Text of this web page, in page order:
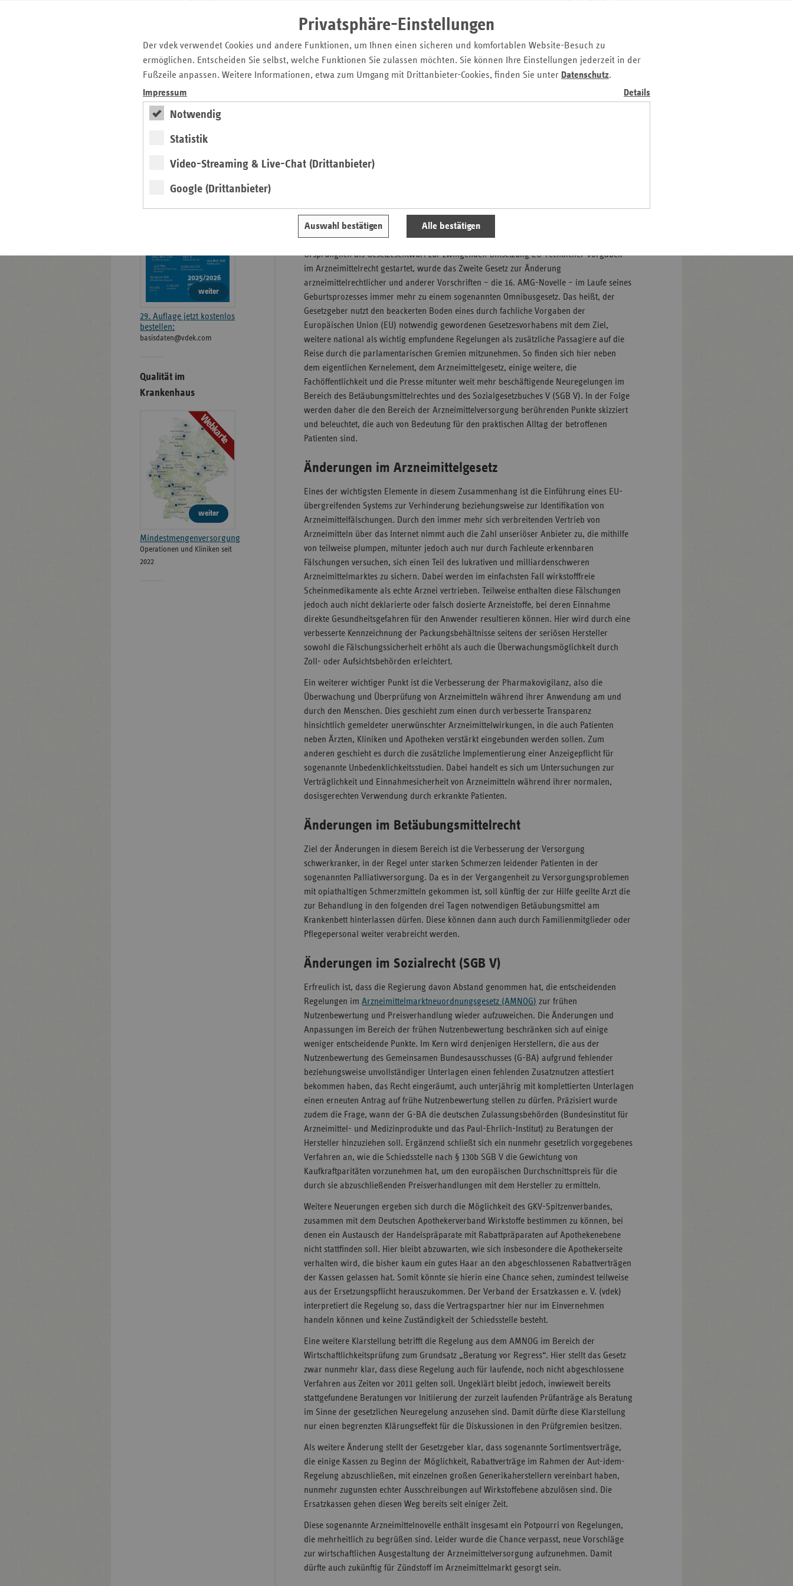
Privatsphäre-Einstellungen
Der vdek verwendet Cookies und andere Funktionen, um Ihnen einen sicheren und komfortablen Website-Besuch zu
ermöglichen. Entscheiden Sie selbst, welche Funktionen Sie zulassen möchten. Sie können Ihre Einstellungen jederzeit in der
Fußzeile anpassen. Weitere Informationen, etwa zum Umgang mit Drittanbieter-Cookies, finden Sie unter Datenschutz.
Impressum
Details
Notwendig
Statistik
Video-Streaming & Live-Chat (Drittanbieter)
Google (Drittanbieter)
Auswahl bestätigen Alle bestätigen
Sachsen
Sachsen-
Schleswig-
Arzneimittelversorgung zu verbessern.
Ursprünglich als Gesetzesentwurf zur zwingenden Umsetzung EU-rechtlicher Vorgaben
im Arzneimittelrecht gestartet, wurde das Zweite Gesetz zur Änderung
arzneimittelrechtlicher und anderer Vorschriften – die 16. AMG-Novelle – im Laufe seines
Geburtsprozesses immer mehr zu einem sogenannten Omnibusgesetz. Das heißt, der
Gesetzgeber nutzt den beackerten Boden eines durch fachliche Vorgaben der
Europäischen Union (EU) notwendig gewordenen Gesetzesvorhabens mit dem Ziel,
weitere national als wichtig empfundene Regelungen als zusätzliche Passagiere auf die
Reise durch die parlamentarischen Gremien mitzunehmen. So finden sich hier neben
dem eigentlichen Kernelement, dem Arzneimittelgesetz, einige weitere, die
Fachöffentlichkeit und die Presse mitunter weit mehr beschäftigende Neuregelungen im
Bereich des Betäubungsmittelrechtes und des Sozialgesetzbuches V (SGB V). In der Folge
werden daher die den Bereich der Arzneimittelversorgung berührenden Punkte skizziert
und beleuchtet, die auch von Bedeutung für den praktischen Alltag der betroffenen
Patienten sind.
Änderungen im Arzneimittelgesetz
Eines der wichtigsten Elemente in diesem Zusammenhang ist die Einführung eines EU-
übergreifenden Systems zur Verhinderung beziehungsweise zur Identifikation von
Arzneimittelfälschungen. Durch den immer mehr sich verbreitenden Vertrieb von
Arzneimitteln über das Internet nimmt auch die Zahl unseriöser Anbieter zu, die mithilfe
von teilweise plumpen, mitunter jedoch auch nur durch Fachleute erkennbaren
Fälschungen versuchen, sich einen Teil des lukrativen und milliardenschweren
Arzneimittelmarktes zu sichern. Dabei werden im einfachsten Fall wirkstofffreie
Scheinmedikamente als echte Arznei vertrieben. Teilweise enthalten diese Fälschungen
jedoch auch nicht deklarierte oder falsch dosierte Arzneistoffe, bei deren Einnahme
direkte Gesundheitsgefahren für den Anwender resultieren können. Hier wird durch eine
verbesserte Kennzeichnung der Packungsbehältnisse seitens der seriösen Hersteller
sowohl die Fälschungssicherheit erhöht als auch die Überwachungsmöglichkeit durch
Zoll- oder Aufsichtsbehörden erleichtert.
Ein weiterer wichtiger Punkt ist die Verbesserung der Pharmakovigilanz, also die
Überwachung und Überprüfung von Arzneimitteln während ihrer Anwendung am und
durch den Menschen. Dies geschieht zum einen durch verbesserte Transparenz
hinsichtlich gemeldeter unerwünschter Arzneimittelwirkungen, in die auch Patienten
neben Ärzten, Kliniken und Apotheken verstärkt eingebunden werden sollen. Zum
anderen geschieht es durch die zusätzliche Implementierung einer Anzeigepflicht für
sogenannte Unbedenklichkeitsstudien. Dabei handelt es sich um Untersuchungen zur
Verträglichkeit und Einnahmesicherheit von Arzneimitteln während ihrer normalen,
dosisgerechten Verwendung durch erkrankte Patienten.
Änderungen im Betäubungsmittelrecht
Ziel der Änderungen in diesem Bereich ist die Verbesserung der Versorgung
schwerkranker, in der Regel unter starken Schmerzen leidender Patienten in der
sogenannten Palliativversorgung. Da es in der Vergangenheit zu Versorgungsproblemen
mit opiathaltigen Schmerzmitteln gekommen ist, soll künftig der zur Hilfe geeilte Arzt die
zur Behandlung in den folgenden drei Tagen notwendigen Betäubungsmittel am
Krankenbett hinterlassen dürfen. Diese können dann auch durch Familienmitglieder oder
Pflegepersonal weiter verabreicht werden.
Änderungen im Sozialrecht (SGB V)
Erfreulich ist, dass die Regierung davon Abstand genommen hat, die entscheidenden
Regelungen imArzneimittelmarktneuordnungsgesetz (AMNOG) zur frühen
Nutzenbewertung und Preisverhandlung wieder aufzuweichen. Die Änderungen und
Anpassungen im Bereich der frühen Nutzenbewertung beschränken sich auf einige
weniger entscheidende Punkte. Im Kern wird denjenigen Herstellern, die aus der
Nutzenbewertung des Gemeinsamen Bundesausschusses (G-BA) aufgrund fehlender
beziehungsweise unvollständiger Unterlagen einen fehlenden Zusatznutzen attestiert
bekommen haben, das Recht eingeräumt, auch unterjährig mit komplettierten Unterlagen
einen erneuten Antrag auf frühe Nutzenbewertung stellen zu dürfen. Präzisiert wurde
zudem die Frage, wann der G-BA die deutschen Zulassungsbehörden (Bundesinstitut für
Arzneimittel- und Medizinprodukte und das Paul-Ehrlich-Institut) zu Beratungen der
Hersteller hinzuziehen soll. Ergänzend schließt sich ein nunmehr gesetzlich vorgegebenes
Verfahren an, wie die Schiedsstelle nach § 130b SGB V die Gewichtung von
Kaufkraftparitäten vorzunehmen hat, um den europäischen Durchschnittspreis für die
durch sie abzuschließenden Preisverhandlungen mit dem Hersteller zu ermitteln.
Weitere Neuerungen ergeben sich durch die Möglichkeit des GKV-Spitzenverbandes,
zusammen mit dem Deutschen Apothekerverband Wirkstoffe bestimmen zu können, bei
denen ein Austausch der Handelspräparate mit Rabattpräparaten auf Apothekenebene
nicht stattfinden soll. Hier bleibt abzuwarten, wie sich insbesondere die Apothekerseite
verhalten wird, die bisher kaum ein gutes Haar an den abgeschlossenen Rabattverträgen
der Kassen gelassen hat. Somit könnte sie hierin eine Chance sehen, zumindest teilweise
aus der Ersetzungspflicht herauszukommen. Der Verband der Ersatzkassen e. V. (vdek)
interpretiert die Regelung so, dass die Vertragspartner hier nur im Einvernehmen
handeln können und keine Zuständigkeit der Schiedsstelle besteht.
Eine weitere Klarstellung betrifft die Regelung aus dem AMNOG im Bereich der
Wirtschaftlichkeitsprüfung zum Grundsatz „Beratung vor Regress“. Hier stellt das Gesetz
zwar nunmehr klar, dass diese Regelung auch für laufende, noch nicht abgeschlossene
Verfahren aus Zeiten vor 2011 gelten soll. Ungeklärt bleibt jedoch, inwieweit bereits
stattgefundene Beratungen vor Initiierung der zurzeit laufenden Prüfanträge als Beratung
im Sinne der gesetzlichen Neuregelung anzusehen sind. Damit dürfte diese Klarstellung
nur einen begrenzten Klärungseffekt für die Diskussionen in den Prüfgremien besitzen.
Als weitere Änderung stellt der Gesetzgeber klar, dass sogenannte Sortimentsverträge,
die einige Kassen zu Beginn der Möglichkeit, Rabattverträge im Rahmen der Aut-idem-
Regelung abzuschließen, mit einzelnen großen Generikaherstellern vereinbart haben,
nunmehr zugunsten echter Ausschreibungen auf Wirkstoffebene abzulösen sind. Die
Ersatzkassen gehen diesen Weg bereits seit einiger Zeit.
Diese sogenannte Arzneimittelnovelle enthält insgesamt ein Potpourri von Regelungen,
die mehrheitlich zu begrüßen sind. Leider wurde die Chance verpasst, neue Vorschläge
zur wirtschaftlichen Ausgestaltung der Arzneimittelversorgung aufzunehmen. Damit
dürfte auch zukünftig für Zündstoff im Arzneimittelmarkt gesorgt sein.
Archiv
Impressum Magazin
Informationen
erschienen
Broschüre
weiter
29. Auflage jetzt kostenlos
bestellen:
basisdaten@vdek.com
Qualität im
Krankenhaus
Webkarte
weiter
Mindestmengenversorgung
Operationen und Kliniken seit
2022